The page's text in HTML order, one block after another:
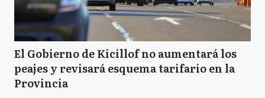
El Gobierno de Kicillof no aumentará los
peajes y revisará esquema tarifario en la
Provincia